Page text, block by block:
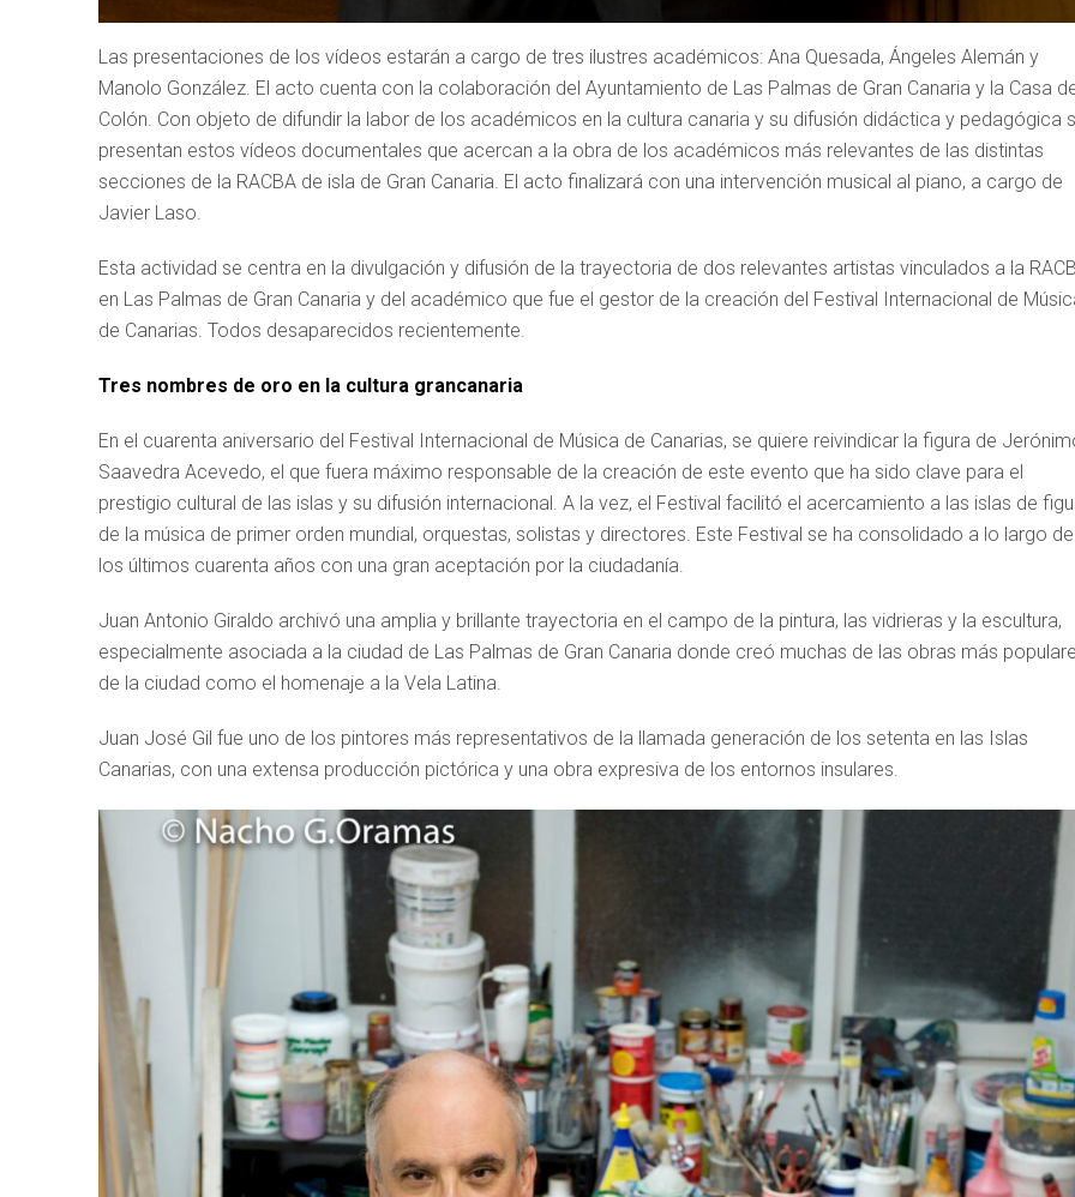
Las presentaciones de los vídeos estarán a cargo de tres ilustres académicos: Ana Quesada, Ángeles Alemán y
Manolo González. El acto cuenta con la colaboración del Ayuntamiento de Las Palmas de Gran Canaria y la Casa
Colón. Con objeto de difundir la labor de los académicos en la cultura canaria y su difusión didáctica y pedagógica
presentan estos vídeos documentales que acercan a la obra de los académicos más relevantes de las distintas
secciones de la RACBA de isla de Gran Canaria. El acto finalizará con una intervención musical al piano, a cargo de
Javier Laso.
Esta actividad se centra en la divulgación y difusión de la trayectoria de dos relevantes artistas vinculados a la
en Las Palmas de Gran Canaria y del académico que fue el gestor de la creación del Festival Internacional de
de Canarias. Todos desaparecidos recientemente.
Tres nombres de oro en la cultura grancanaria
En el cuarenta aniversario del Festival Internacional de Música de Canarias, se quiere reivindicar la figura de
Saavedra Acevedo, el que fuera máximo responsable de la creación de este evento que ha sido clave para el
prestigio cultural de las islas y su difusión internacional. A la vez, el Festival facilitó el acercamiento a las islas de
de la música de primer orden mundial, orquestas, solistas y directores. Este Festival se ha consolidado a lo largo de
los últimos cuarenta años con una gran aceptación por la ciudadanía.
Juan Antonio Giraldo archivó una amplia y brillante trayectoria en el campo de la pintura, las vidrieras y la escultura,
especialmente asociada a la ciudad de Las Palmas de Gran Canaria donde creó muchas de las obras más
de la ciudad como el homenaje a la Vela Latina.
Juan José Gil fue uno de los pintores más representativos de la llamada generación de los setenta en las Islas
Canarias, con una extensa producción pictórica y una obra expresiva de los entornos insulares.